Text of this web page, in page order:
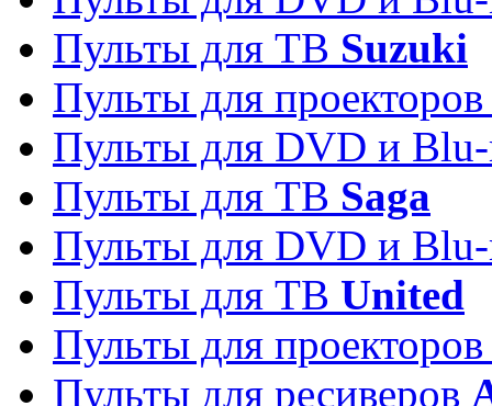
Пульты для ТВ Suzuki
Пульты для
Пульты для DVD и
Пульты для ТВ Saga
Пульты для DVD и
Пульты для ТВ United
Пульты для
Пульты для ресиверов